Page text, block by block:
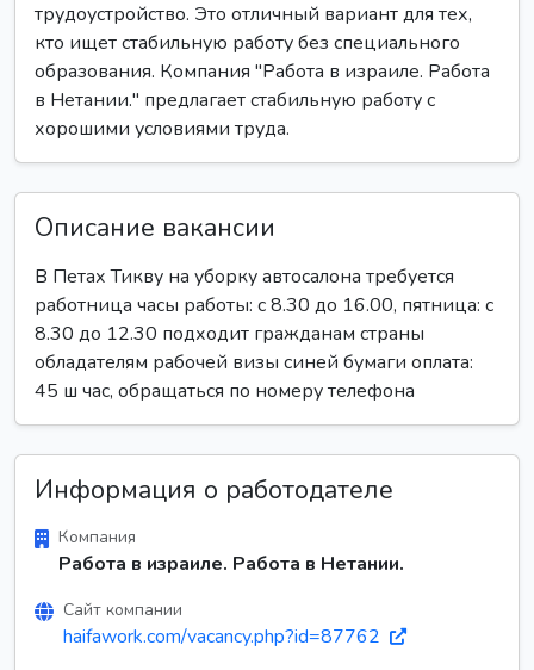
трудоустройство. Это отличный вариант для тех,
кто ищет стабильную работу без специального
образования. Компания "Работа в израиле. Работа
в Нетании." предлагает стабильную работу с
хорошими условиями труда.
Описание вакансии
В Петах Тикву на уборку автосалона требуется
работница часы работы: с 8.30 до 16.00, пятница: с
8.30 до 12.30 подходит гражданам страны
обладателям рабочей визы синей бумаги оплата:
45 ш час, обращаться по номеру телефона
Информация о работодателе
Компания
Работа в израиле. Работа в Нетании.
Сайт компании
haifawork.com/vacancy.php?id=87762